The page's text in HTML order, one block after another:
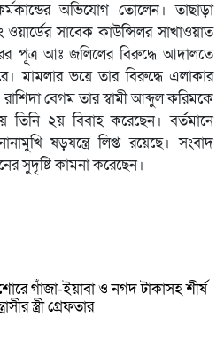
অভিযোগ তোলেন। তাছাড়া
সাবেক কাউন্সিলর সাখাওয়াত
পূত্র আঃ জলিলের বিরুদ্ধে আদালতে
মামলার ভয়ে তার বিরুদ্ধে এলাকার
বেগম তার স্বামী আব্দুল করিমকে
২য় বিবাহ করেছেন। বর্তমানে
ষড়যন্ত্রে লিপ্ত রয়েছে। সংবাদ
সুদৃষ্টি কামনা করেছেন।
গাঁজা-ইয়াবা ও নগদ টাকাসহ শীর্ষ
স্ত্রী গ্রেফতার